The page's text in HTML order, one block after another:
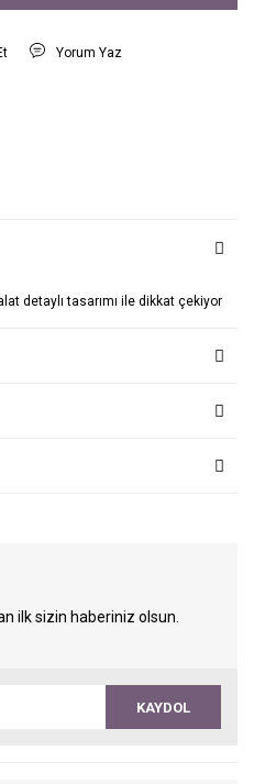
Yorum Yaz
detaylı tasarımı ile dikkat çekiyor
ilk sizin haberiniz olsun.
KAYDOL